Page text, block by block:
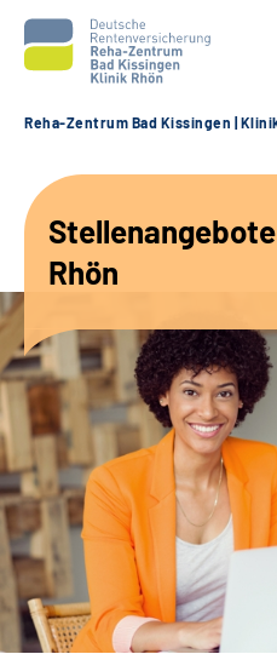
Unsere Angebote
Karriere
Sozialdienste & Zuweisende
Suche
Leichte Sprache
Gebärdensprache
Reha-Zentrum Bad Kissingen |
Rhön